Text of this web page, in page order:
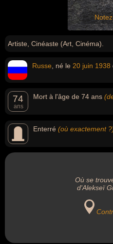
Artiste, Cinéaste (Art, Cinéma).
Russe , né le 20 juin 1938
74
ans
Mort à l'âge de 74 ans
Enterré (où exactement
Où se
d'Alekseï